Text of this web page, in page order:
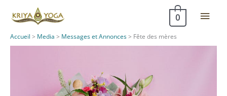
0
Accueil > Media > Messages et Annonces> Fête des mères